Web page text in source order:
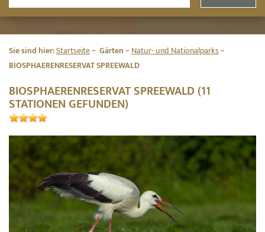
Sie sind hier:Startseite Gärten
Natur- und Nationalparks
BIOSPHAERENRESERVAT SPREEWALD
BIOSPHAERENRESERVAT SPREEWALD (11
STATIONEN GEFUNDEN)